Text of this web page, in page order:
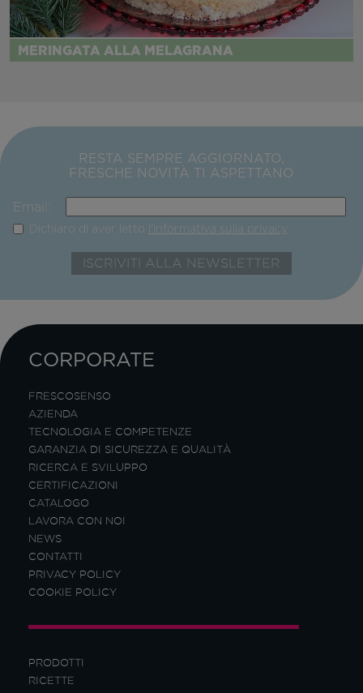
MERINGATA ALLA MELAGRANA
RESTA SEMPRE AGGIORNATO,
FRESCHE NOVITÀ TI ASPETTANO
Email:
Dichiaro di aver letto l'informativa sulla privacy
PRODOTTI
RICETTE
CORPORATE
FRESCOSENSO
AZIENDA
TECNOLOGIA E COMPETENZE
GARANZIA DI SICUREZZA E QUALITÀ
RICERCA E SVILUPPO
CERTIFICAZIONI
CATALOGO
LAVORA CON NOI
NEWS
CONTATTI
PRIVACY POLICY
COOKIE POLICY